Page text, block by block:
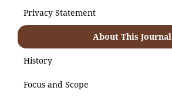
Privacy Statement
About This Journal
History
Focus and Scope